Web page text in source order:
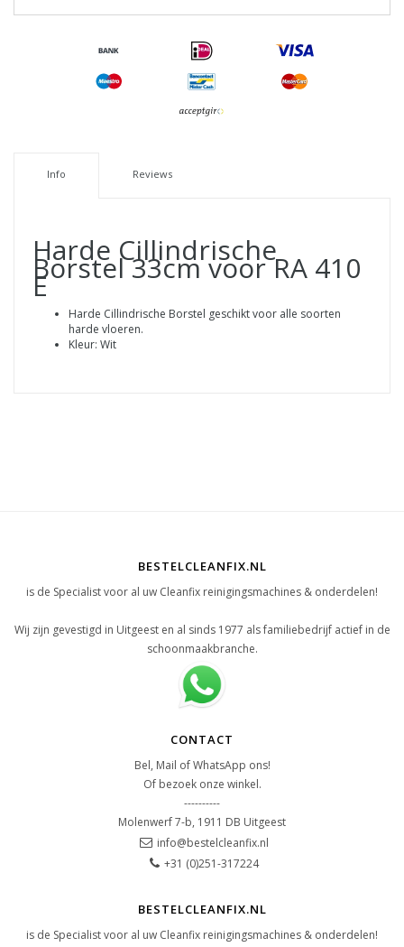
Info Reviews
Harde Cillindrische
Borstel 33cm voor RA 410
E
Harde Cillindrische Borstel geschikt voor alle soorten
harde vloeren.
Kleur: Wit
BESTELCLEANFIX.NL
is de Specialist voor al uw Cleanfix reinigingsmachines & onderdelen!
Wij zijn gevestigd in Uitgeest en al sinds 1977 als familiebedrijf actief in de
schoonmaakbranche.
CONTACT
Bel, Mail of WhatsApp ons!
Of bezoek onze winkel.
----------
Molenwerf 7-b, 1911 DB Uitgeest
info@bestelcleanfix.nl
+31 (0)251-317224
BESTELCLEANFIX.NL
is de Specialist voor al uw Cleanfix reinigingsmachines & onderdelen!